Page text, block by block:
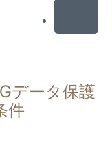
データ保護
件